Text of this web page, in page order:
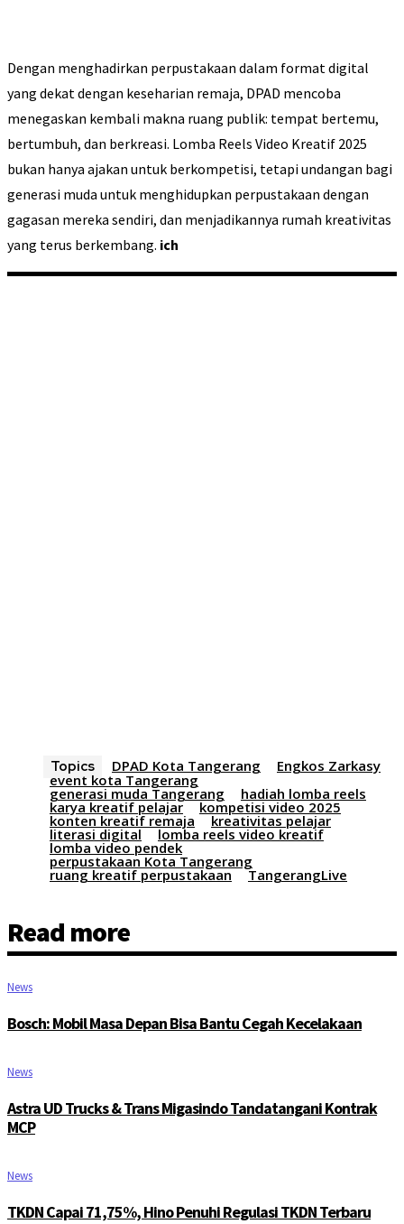
Dengan menghadirkan perpustakaan dalam format digital
yang dekat dengan keseharian remaja, DPAD mencoba
menegaskan kembali makna ruang publik: tempat bertemu,
bertumbuh, dan berkreasi. Lomba Reels Video Kreatif 2025
bukan hanya ajakan untuk berkompetisi, tetapi undangan bagi
generasi muda untuk menghidupkan perpustakaan dengan
gagasan mereka sendiri, dan menjadikannya rumah kreativitas
yang terus berkembang. ich
Topics DPAD Kota Tangerang
Engkos Zarkasy
event kota Tangerang
generasi muda Tangerang hadiah lomba reels
karya kreatif pelajar kompetisi video 2025
konten kreatif remaja kreativitas pelajar
literasi digital lomba reels video kreatif
lomba video pendek
perpustakaan Kota Tangerang
ruang kreatif perpustakaan TangerangLive
Read more
News
Bosch: Mobil Masa Depan Bisa Bantu Cegah Kecelakaan
News
Astra UD Trucks & Trans Migasindo Tandatangani Kontrak
MCP
News
TKDN Capai 71,75%, Hino Penuhi Regulasi TKDN Terbaru